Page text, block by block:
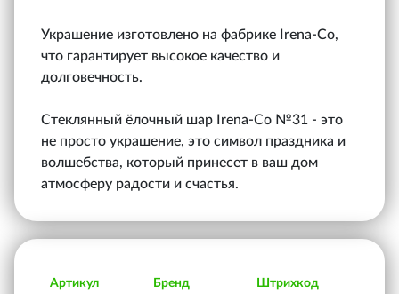
Украшение изготовлено на фабрике Irena-Co,
что гарантирует высокое качество и
долговечность.
Стеклянный ёлочный шар Irena-Co №31 - это
не просто украшение, это символ праздника и
волшебства, который принесет в ваш дом
атмосферу радости и счастья.
Артикул
Бренд
Штрихкод